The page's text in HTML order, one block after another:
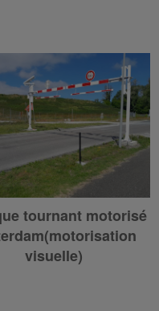
Théza avec
a fixer sur
support